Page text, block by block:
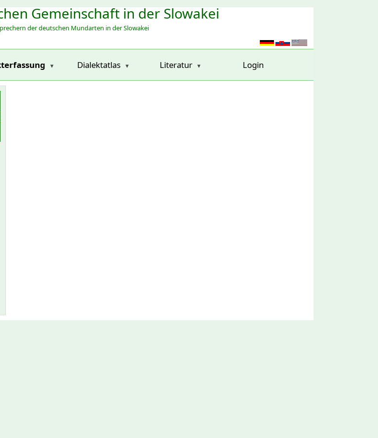
Gemeinschaft in der Slowakei
der deutschen Mundarten in der Slowakei
Dialektatlas Literatur Login